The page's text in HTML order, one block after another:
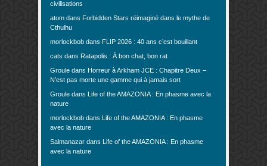
civilisations
atom dans Forbidden Stars réimaginé dans le mythe de
Cthulhu
morlockbob dans FLIP 2026 : 40 ans c’est bouillant
cats dans Ratapolis : À bon chat, bon rat
Groule dans Horreur à Arkham JCE : Chapitre Deux –
N’est pas morte une gamme qui à jamais sort
Groule dans Life of the AMAZONIA : En phasme avec la
nature
morlockbob dans Life of the AMAZONIA : En phasme
avec la nature
Salmanazar dans Life of the AMAZONIA : En phasme
avec la nature